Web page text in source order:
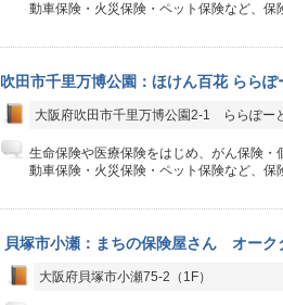
動車保険・火災保険・ペット保険など、保
吹田市千里万博公園：ほけん百花 ららぽ
大阪府吹田市千里万博公園2-1 ららぽー
生命保険や医療保険をはじめ、がん保険・
動車保険・火災保険・ペット保険など、保
貝塚市小瀬：まちの保険屋さん オーク
大阪府貝塚市小瀬75-2（1F）